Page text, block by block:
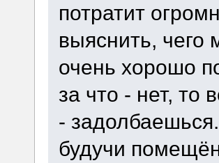
потратит
выяснить,
очень хорошо
за что - нет, то
-
будучи